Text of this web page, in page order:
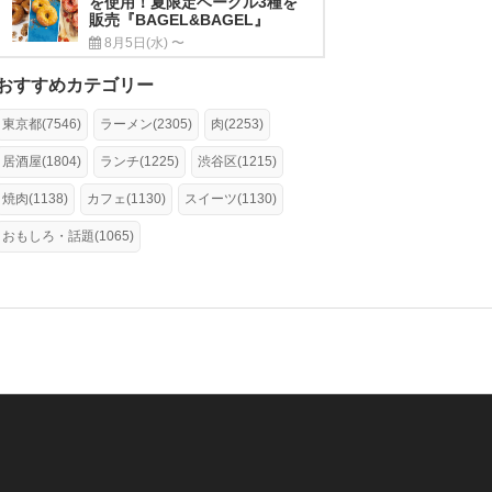
販売『BAGEL&BAGEL』
8月5日(水) 〜
すすめカテゴリー
東京都(7546) ラーメン(2305) 肉(2253)
居酒屋(1804) ランチ(1225) 渋谷区(1215)
焼肉(1138) カフェ(1130) スイーツ(1130)
おもしろ・話題(1065)